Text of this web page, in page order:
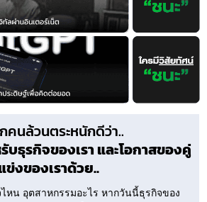
คนล้วนตระหนักดีว่า..
บธุรกิจของเรา และโอกาสของคู่
ข่งของเราด้วย..
หน อุตสาหกรรมอะไร หากวันนี้ธุรกิจของ